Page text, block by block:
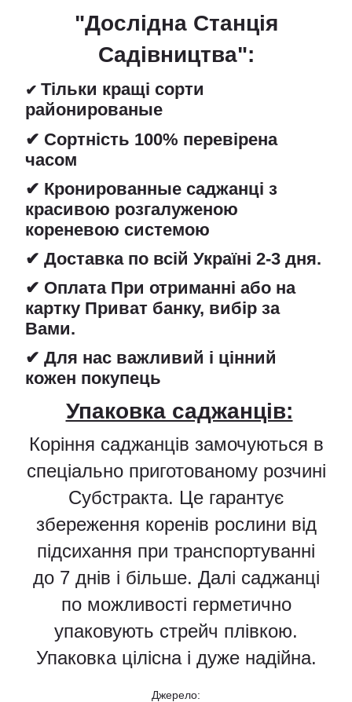
"Дослідна Станція
Садівництва":
✔ Тільки кращі сорти
районированые
✔ Сортність 100% перевірена
часом
✔ Кронированные саджанці з
красивою розгалуженою
кореневою системою
✔ Доставка по всій Україні 2-3 дня.
✔ Оплата При отриманні або на
картку Приват банку, вибір за
Вами.
✔ Для нас важливий і цінний
кожен покупець
Упаковка саджанців:
Коріння саджанців замочуються в
спеціально приготованому розчині
Субстракта. Це гарантує
збереження коренів рослини від
підсихання при транспортуванні
до 7 днів і більше. Далі саджанці
по можливості герметично
упаковують стрейч плівкою.
Упаковка цілісна і дуже надійна.
Джерело: